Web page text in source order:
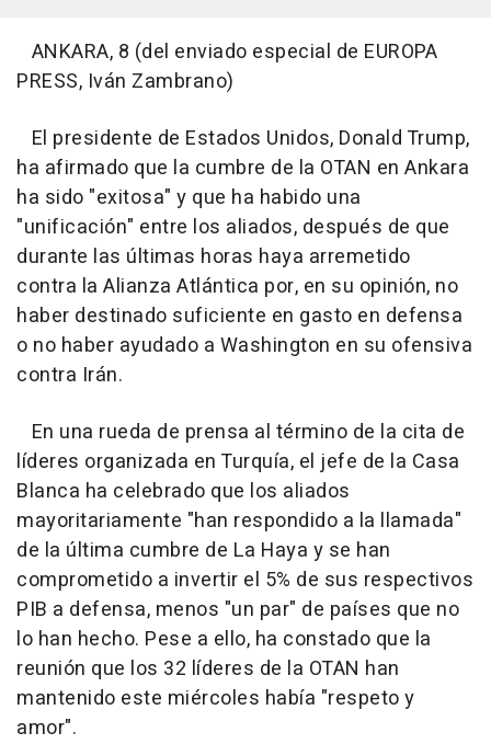
ANKARA, 8 (del enviado especial de EUROPA
PRESS, Iván Zambrano)
El presidente de Estados Unidos, Donald Trump,
ha afirmado que la cumbre de la OTAN en Ankara
ha sido "exitosa" y que ha habido una
"unificación" entre los aliados, después de que
durante las últimas horas haya arremetido
contra la Alianza Atlántica por, en su opinión, no
haber destinado suficiente en gasto en defensa
o no haber ayudado a Washington en su ofensiva
contra Irán.
En una rueda de prensa al término de la cita de
líderes organizada en Turquía, el jefe de la Casa
Blanca ha celebrado que los aliados
mayoritariamente "han respondido a la llamada"
de la última cumbre de La Haya y se han
comprometido a invertir el 5% de sus respectivos
PIB a defensa, menos "un par" de países que no
lo han hecho. Pese a ello, ha constado que la
reunión que los 32 líderes de la OTAN han
mantenido este miércoles había "respeto y
amor".